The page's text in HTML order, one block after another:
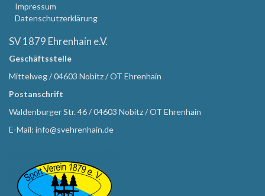
Impressum
Datenschutzerklärung
SV 1879 Ehrenhain e.V.
Geschäftsstelle
Mittelweg / 04603 Nobitz / OT Ehrenhain
Postanschrift
Waldenburger Str. 46 / 04603 Nobitz / OT Ehrenhain
E-Mail: info@svehrenhain.de